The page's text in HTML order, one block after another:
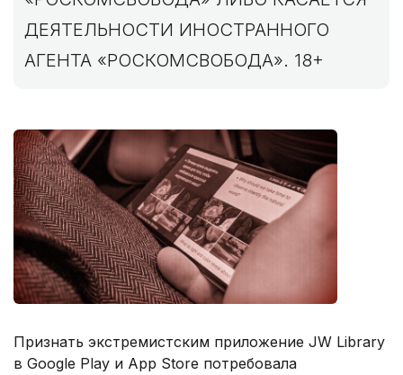
ДЕЯТЕЛЬНОСТИ ИНОСТРАННОГО
АГЕНТА «РОСКОМСВОБОДА». 18+
Признать экстремистским приложение JW Library
в Google Play и App Store потребовала